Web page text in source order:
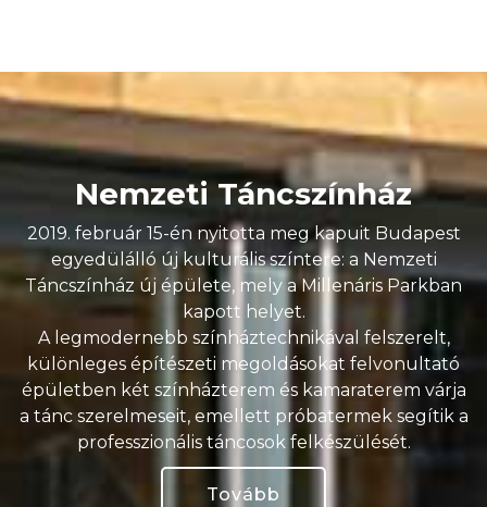
Nemzeti Táncszínház
2019. február 15-én nyitotta meg kapuit Budapest
egyedülálló új kulturális színtere: a Nemzeti
Táncszínház új épülete, mely a Millenáris Parkban
kapott helyet.
A legmodernebb színháztechnikával felszerelt,
különleges építészeti megoldásokat felvonultató
épületben két színházterem és kamaraterem várja
a tánc szerelmeseit, emellett próbatermek segítik a
professzionális táncosok felkészülését.
Tovább